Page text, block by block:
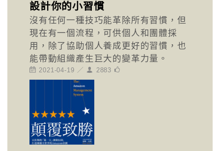
設計你的小習慣
沒有任何一種技巧能革除所有習慣，但
現在有一個流程，可供個人和團體採
用，除了協助個人養成更好的習慣，也
能帶動組織產生巨大的變革力量。
2021-04-19 ／ 2883